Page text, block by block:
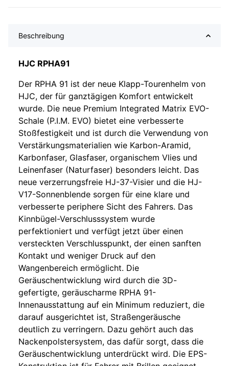
Beschreibung
HJC RPHA91
Der RPHA 91 ist der neue Klapp-Tourenhelm von
HJC, der für ganztägigen Komfort entwickelt
wurde. Die neue Premium Integrated Matrix EVO-
Schale (P.I.M. EVO) bietet eine verbesserte
Stoßfestigkeit und ist durch die Verwendung von
Verstärkungsmaterialien wie Karbon-Aramid,
Karbonfaser, Glasfaser, organischem Vlies und
Leinenfaser (Naturfaser) besonders leicht. Das
neue verzerrungsfreie HJ-37-Visier und die HJ-
V17-Sonnenblende sorgen für eine klare und
verbesserte periphere Sicht des Fahrers. Das
Kinnbügel-Verschlusssystem wurde
perfektioniert und verfügt jetzt über einen
versteckten Verschlusspunkt, der einen sanften
Kontakt und weniger Druck auf den
Wangenbereich ermöglicht. Die
Geräuschentwicklung wird durch die 3D-
gefertigte, geräuscharme RPHA 91-
Innenausstattung auf ein Minimum reduziert, die
darauf ausgerichtet ist, Straßengeräusche
deutlich zu verringern. Dazu gehört auch das
Nackenpolstersystem, das dafür sorgt, dass die
Geräuschentwicklung unterdrückt wird. Die EPS-